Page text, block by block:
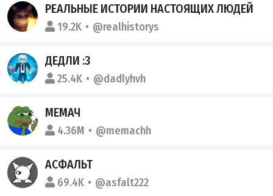
РЕАЛЬНЫЕ ИСТОРИИ НАСТОЯЩИХ ЛЮДЕЙ
19.2K @realhistorys
ДЕДЛИ :3
25.4K @dadlyhvh
МЕМАЧ
4.36M @memachh
АСФАЛЬТ
69.4K @asfalt222